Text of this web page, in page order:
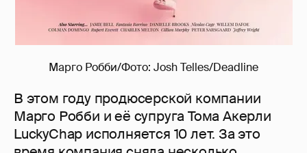
Марго Робби/Фото: Josh Telles/Deadline
В этом году продюсерской компании
Марго Робби и её супруга Тома Акерли
LuckyChap исполняется 10 лет. За это